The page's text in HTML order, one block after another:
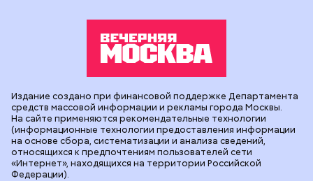
Издание создано при финансовой поддержке Департамента
средств массовой информации и рекламы города Москвы.
На сайте применяются рекомендательные технологии
(информационные технологии предоставления информации
на основе сбора, систематизации и анализа сведений,
относящихся к предпочтениям пользователей сети
«Интернет», находящихся на территории Российской
Федерации).